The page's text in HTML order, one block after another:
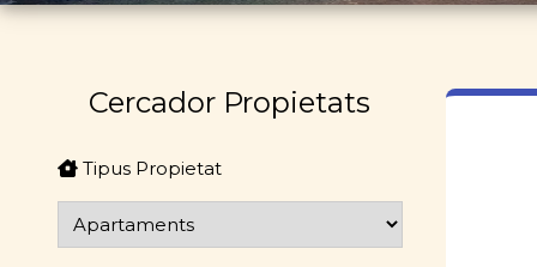
Cercador Propietats
Tipus Propietat